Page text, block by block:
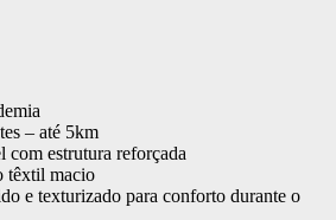
– até 5km
com estrutura reforçada
têxtil macio
e texturizado para conforto durante o